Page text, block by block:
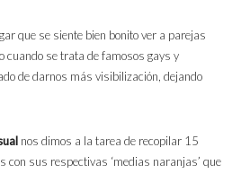
que se siente bien bonito ver a parejas
cuando se trata de famosos gays y
de darnos más visibilización, dejando
nos dimos a la tarea de recopilar 15
con sus respectivas ‘medias naranjas’ que